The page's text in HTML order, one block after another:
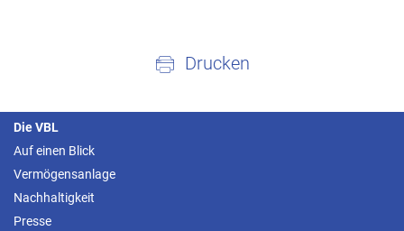
Drucken
Die VBL
Auf einen Blick
Vermögensanlage
Nachhaltigkeit
Presse